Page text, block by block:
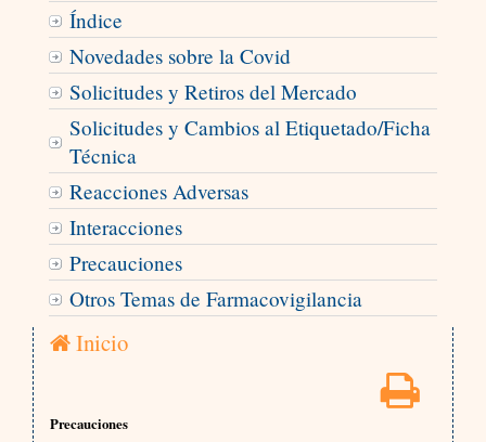
Índice
Novedades sobre la Covid
Solicitudes y Retiros del Mercado
Solicitudes y Cambios al Etiquetado/Ficha
Técnica
Reacciones Adversas
Interacciones
Precauciones
Otros Temas de Farmacovigilancia
Inicio
Precauciones